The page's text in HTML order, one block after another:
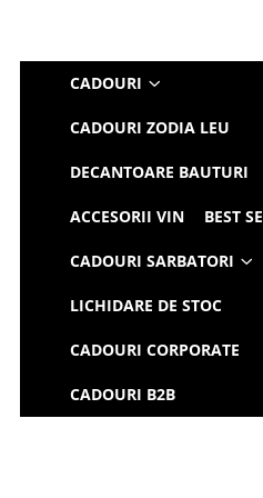
CADOURI
CADOURI ZODIA LEU
DECANTOARE BAUTURI
ACCESORII VIN BEST
CADOURI SARBATORI
LICHIDARE DE STOC
CADOURI CORPORATE
CADOURI B2B